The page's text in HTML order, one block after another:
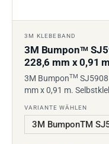
3M KLEBEBAND
3M BumponTM
228,6 mm x 0,91
3M BumponTM
mm x 0,91 m.
VARIANTE WÄHLEN